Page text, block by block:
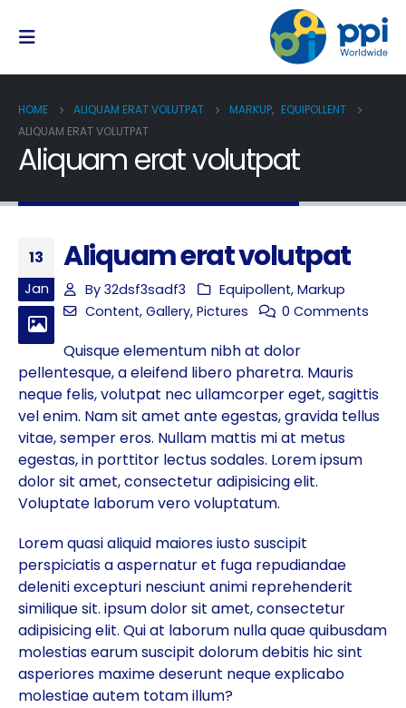
HOME ALIQUAM ERAT VOLUTPAT MARKUP, EQUIPOLLENT
ALIQUAM ERAT VOLUTPAT
Aliquam erat volutpat
13
Jan
Aliquam erat volutpat
By 32dsf3sadf3 Equipollent, Markup
Content,Gallery,Pictures 0 Comments
Quisque elementum nibh at dolor
pellentesque, a eleifend libero pharetra. Mauris
neque felis, volutpat nec ullamcorper eget, sagittis
vel enim. Nam sit amet ante egestas, gravida tellus
vitae, semper eros. Nullam mattis mi at metus
egestas, in porttitor lectus sodales. Lorem ipsum
dolor sit amet, consectetur adipisicing elit.
Voluptate laborum vero voluptatum.
Lorem quasi aliquid maiores iusto suscipit
perspiciatis a aspernatur et fuga repudiandae
deleniti excepturi nesciunt animi reprehenderit
similique sit. ipsum dolor sit amet, consectetur
adipisicing elit. Qui at laborum nulla quae quibusdam
molestias earum suscipit dolorum debitis hic sint
asperiores maxime deserunt neque explicabo
molestiae autem totam illum?